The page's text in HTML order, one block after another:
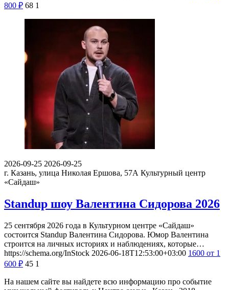
800 ₽ 68 1
2026-09-25 2026-09-25
г. Казань, улица Николая Ершова, 57А Культурный центр
«Сайдаш»
Standup шоу Валентина Сидорова 2026
25 сентября 2026 года в Культурном центре «Сайдаш»
состоится Standup Валентина Сидорова. Юмор Валентина
строится на личных историях и наблюдениях, которые…
https://schema.org/InStock 2026-06-18T12:53:00+03:00 1600 от 1
600 ₽ 45 1
На нашем сайте вы найдете всю информацию про событие